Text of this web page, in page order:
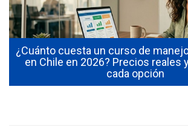
¿Cuánto cuesta un curso de
en Chile en 2026? Precios reales
cada opción